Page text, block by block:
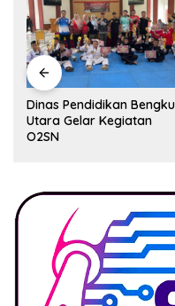
Dinas Pendidikan
Utara Gelar Kegiatan
O2SN